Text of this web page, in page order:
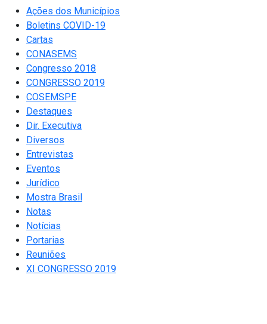
Ações dos Municípios
Boletins COVID-19
Cartas
CONASEMS
Congresso 2018
CONGRESSO 2019
COSEMSPE
Destaques
Dir. Executiva
Diversos
Entrevistas
Eventos
Jurídico
Mostra Brasil
Notas
Notícias
Portarias
Reuniões
XI CONGRESSO 2019